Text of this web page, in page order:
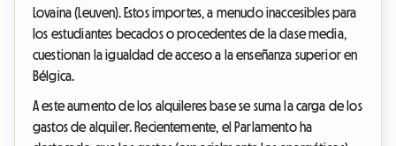
Lovaina (Leuven). Estos importes, a menudo inaccesibles para
los estudiantes becados o procedentes de la clase media,
cuestionan la igualdad de acceso a la enseñanza superior en
Bélgica.
A este aumento de los alquileres base se suma la carga de los
gastos de alquiler. Recientemente, el Parlamento ha